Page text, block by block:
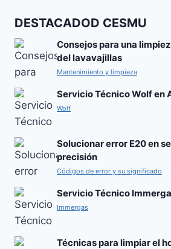
DESTACADOD CESMU
Consejos para una
del lavavajillas
Mantenimiento y limpieza
Servicio Técnico Wolf en
Wolf
Solucionar error E20 en
precisión
Códigos de error y su significado
Servicio Técnico
Immergas
Técnicas para limpiar el